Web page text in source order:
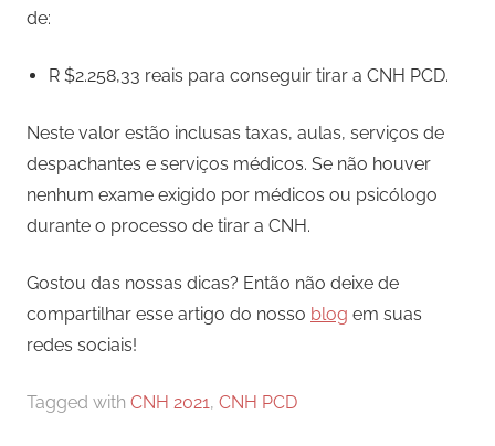
de:
R $2.258,33 reais para conseguir tirar a CNH PCD.
Neste valor estão inclusas taxas, aulas, serviços de
despachantes e serviços médicos. Se não houver
nenhum exame exigido por médicos ou psicólogo
durante o processo de tirar a CNH.
Gostou das nossas dicas? Então não deixe de
compartilhar esse artigo do nosso blog em suas
redes sociais!
Tagged with CNH 2021, CNH PCD